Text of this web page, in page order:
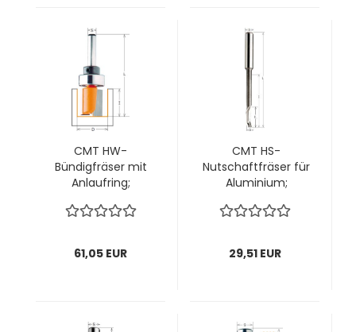
CMT HW-
Bündigfräser mit
Anlaufring;
rechts; 1 VPE = 1
61,05 EUR
CMT HS-
Nutschaftfräser für
Aluminium;
z1 rechts; 1 VPE = 1
29,51 EUR